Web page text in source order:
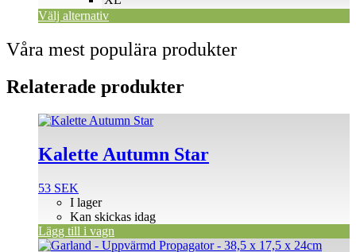
Välj alternativ
produktsidan
Våra mest populära produkter
Relaterade produkter
Kalette Autumn Star
53 SEK
I lager
Kan skickas idag
Lägg till i vagn